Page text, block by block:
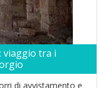
viaggio tra i
di avvistamento e